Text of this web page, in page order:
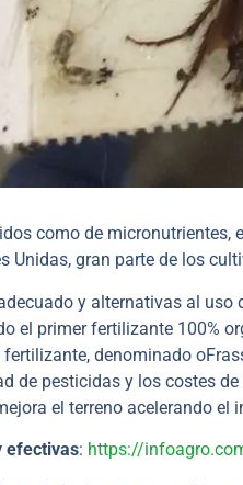
como de
Unidas, gran parte de los
y alternativas al
el primer fertilizante 100%
denominado
de pesticidas y los costes
el terreno acelerando
efectivas: https://